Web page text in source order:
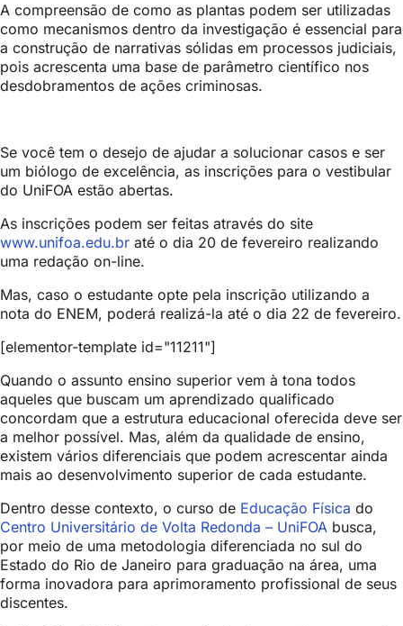
A compreensão de como as plantas podem ser utilizadas
como mecanismos dentro da investigação é essencial para
a construção de narrativas sólidas em processos judiciais,
pois acrescenta uma base de parâmetro científico nos
desdobramentos de ações criminosas.
Se você tem o desejo de ajudar a solucionar casos e ser
um biólogo de excelência, as inscrições para o vestibular
do UniFOA estão abertas.
As inscrições podem ser feitas através do site
www.unifoa.edu.br até o dia 20 de fevereiro realizando
uma redação on-line.
Mas, caso o estudante opte pela inscrição utilizando a
nota do ENEM, poderá realizá-la até o dia 22 de fevereiro.
[elementor-template id="11211"]
Quando o assunto ensino superior vem à tona todos
aqueles que buscam um aprendizado qualificado
concordam que a estrutura educacional oferecida deve ser
a melhor possível. Mas, além da qualidade de ensino,
existem vários diferenciais que podem acrescentar ainda
mais ao desenvolvimento superior de cada estudante.
Dentro desse contexto, o curso de Educação Física do
Centro Universitário de Volta Redonda – UniFOA busca,
por meio de uma metodologia diferenciada no sul do
Estado do Rio de Janeiro para graduação na área, uma
forma inovadora para aprimoramento profissional de seus
discentes.